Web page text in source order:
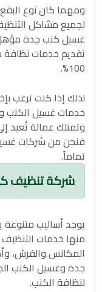
ومهما كان نوع
لجميع مشاكل
غسيل كنب جدة
تقديم خدمات
100%.
لذلك إذا كنت ترغب
خدمات غسيل الكنب
وتمتلك عمالة تُعيد
فنحن من شركات
تماماً.
شركة تنظيف
يوجد أساليب
منها خدمات
المكانس والفرش،
جدة وغسيل الكنب
لنظافة الكنب.